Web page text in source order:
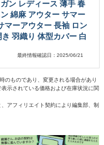
ン レディース 薄手 春
綿麻 アウター サマー
マーアウター 長袖 ロン
羽織り 体型カバー 白
最終情報確認日：2025/06/21
のものであり、変更される場合があり
示されている価格および在庫状況に関
アフィリエイト契約により編集部、制